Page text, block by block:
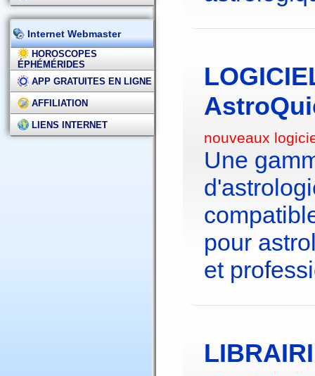
Internet Webmaster
HOROSCOPES
ÉPHÉMÉRIDES
APP GRATUITES EN LIGNE
AFFILIATION
LIENS INTERNET
nouveaux
Une
pour
et